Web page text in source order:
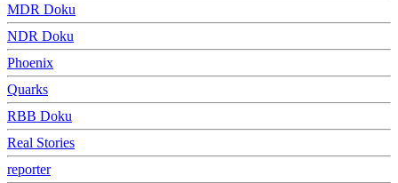
MDR Doku
NDR Doku
Phoenix
Quarks
RBB Doku
Real Stories
reporter